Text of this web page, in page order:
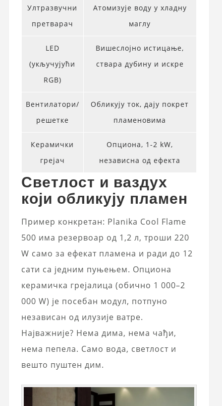
Ултразвучни
претварач
Атомизује воду у хладну
маглу
LED
(укључујући
RGB)
Вишеслојно истицање,
ствара дубину и искре
Вентилатори/
решетке
Обликују ток, дају покрет
пламеновима
Керамички
грејач
Опциона, 1-2 kW,
независна од ефекта
Светлост и ваздух
који обликују пламен
Пример конкретан: Planika Cool Flame
500 има резервоар од 1,2 л, троши 220
W само за ефекат пламена и ради до 12
сати са једним пуњењем. Опциона
керамичка грејалица (обично 1 000–2
000 W) је посебан модул, потпуно
независан од илузије ватре.
Најважније? Нема дима, нема чађи,
нема пепела. Само вода, светлост и
вешто пуштен дим.